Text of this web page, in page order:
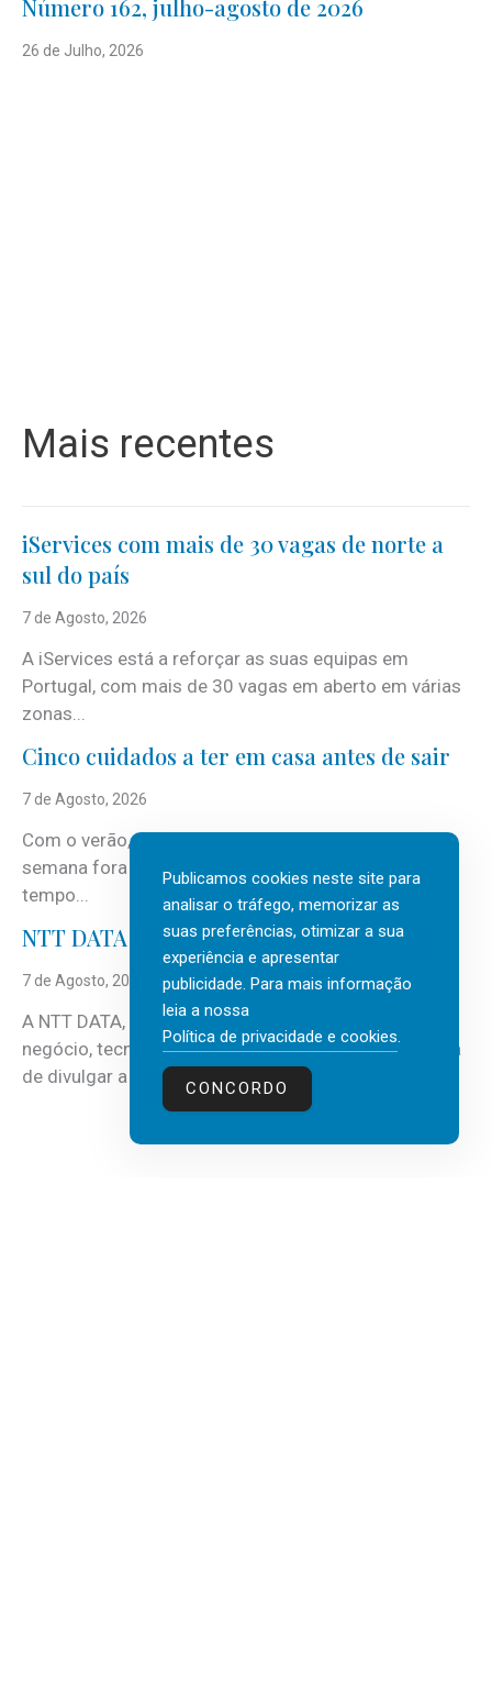
Número 162, julho-agosto de 2026
26 de Julho, 2026
Mais recentes
iServices com mais de 30 vagas de norte a
sul do país
7 de Agosto, 2026
A iServices está a reforçar as suas equipas em
Portugal, com mais de 30 vagas em aberto em várias
zonas...
Cinco cuidados a ter em casa antes de sair
7 de Agosto, 2026
Com o verão, chegam também as férias, os fins-de-
semana fora e os dias em que a casa fica mais
tempo...
NTT DATA Insurtech Global Outlook 2026
7 de Agosto, 2026
A NTT DATA, consultora global em serviços de
negócio, tecnologia e inteligência artificial (IA), acaba
de divulgar a mais recente...
Publicamos cookies neste site para
analisar o tráfego, memorizar as
suas preferências, otimizar a sua
experiência e apresentar
publicidade. Para mais informação
leia a nossa
Política de privacidade e cookies.
CONCORDO